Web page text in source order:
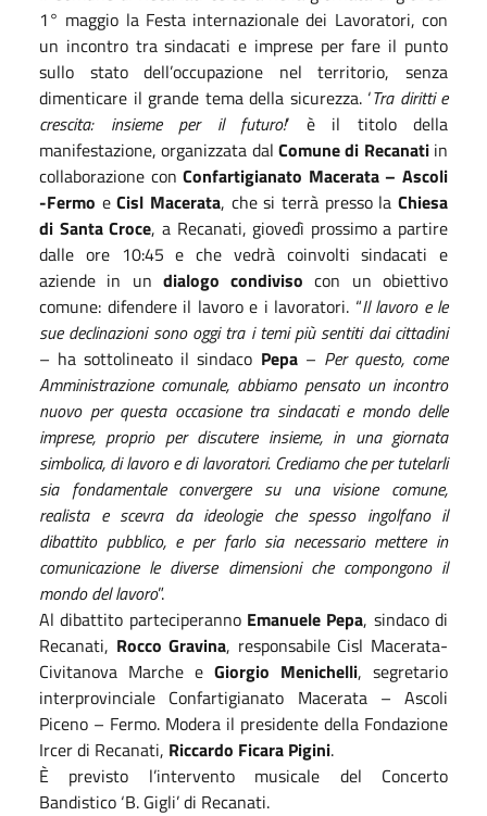
1° maggio la Festa internazionale dei Lavoratori, con
un incontro tra sindacati e imprese per fare il punto
sullo stato dell’occupazione nel territorio, senza
dimenticare il grande tema della sicurezza. ‘Tra diritti e
crescita: insieme per il futuro!’ è il titolo della
manifestazione, organizzata dal Comune di Recanatiin
collaborazione conConfartigianato Macerata – Ascoli
-Fermo eCisl Macerata, che si terrà presso laChiesa
di Santa Croce, a Recanati, giovedì prossimo a partire
dalle ore 10:45 e che vedrà coinvolti sindacati e
aziende in un dialogo condiviso con un obiettivo
comune: difendere il lavoro e i lavoratori. “Il lavoro e le
sue declinazioni sono oggi tra i temi più sentiti dai cittadini
– ha sottolineato il sindaco Pepa– Per questo, come
Amministrazione comunale, abbiamo pensato un incontro
nuovo per questa occasione tra sindacati e mondo delle
imprese, proprio per discutere insieme, in una giornata
simbolica, di lavoro e di lavoratori. Crediamo che per tutelarli
sia fondamentale convergere su una visione comune,
realista e scevra da ideologie che spesso ingolfano il
dibattito pubblico, e per farlo sia necessario mettere in
comunicazione le diverse dimensioni che compongono il
mondo del lavoro”.
Al dibattito parteciperanno Emanuele Pepa, sindaco di
Recanati, Rocco Gravina, responsabile Cisl Macerata-
Civitanova Marche e Giorgio Menichelli, segretario
interprovinciale Confartigianato Macerata – Ascoli
Piceno – Fermo. Modera il presidente della Fondazione
Ircer di Recanati, Riccardo Ficara Pigini.
È previsto l’intervento musicale del Concerto
Bandistico ‘B. Gigli’ di Recanati.